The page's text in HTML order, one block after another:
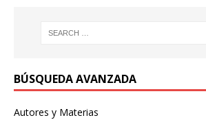
BÚSQUEDA AVANZADA
Autores y Materias